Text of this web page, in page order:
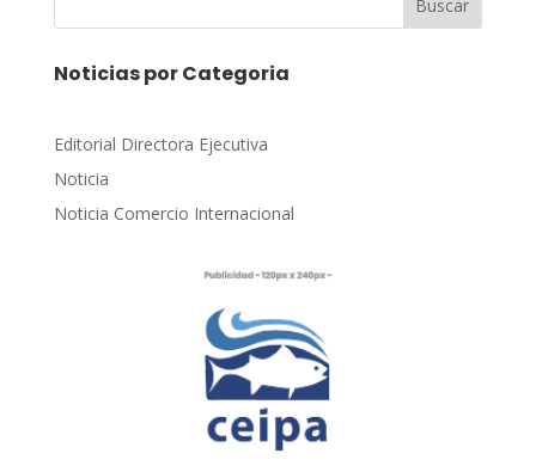
Buscar
Noticias por Categoria
Editorial Directora Ejecutiva
Noticia
Noticia Comercio Internacional